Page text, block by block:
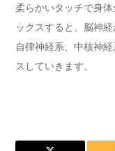
柔らかいタッチで身
ックスすると、脳神経
自律神経系、中核神
スしていきます。